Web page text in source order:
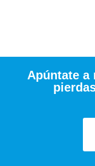
Apúntate a